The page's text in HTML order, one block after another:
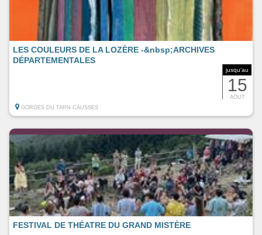
jusqu'au
15
AOUT
LES COULEURS DE LA LOZÈRE -&nbsp;ARCHIVES
DÉPARTEMENTALES
GORGES DU TARN CAUSSES
FESTIVAL DE THÉATRE DU GRAND MISTÈRE